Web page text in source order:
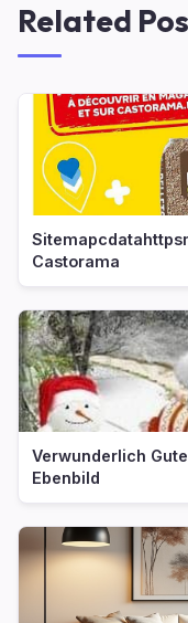
Related
Castorama
Verwunderlich
Ebenbild